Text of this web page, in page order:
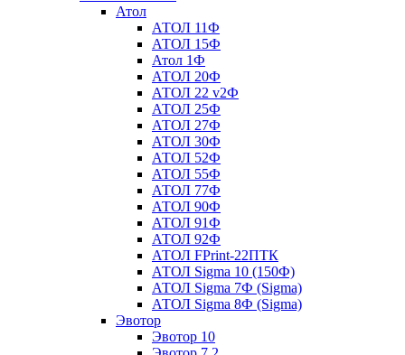
Атол
АТОЛ 11Ф
АТОЛ 15Ф
Атол 1Ф
АТОЛ 20Ф
АТОЛ 22 v2Ф
АТОЛ 25Ф
АТОЛ 27Ф
АТОЛ 30Ф
АТОЛ 52Ф
АТОЛ 55Ф
АТОЛ 77Ф
АТОЛ 90Ф
АТОЛ 91Ф
АТОЛ 92Ф
АТОЛ FPrint-22ПТК
АТОЛ Sigma 10 (150Ф)
АТОЛ Sigma 7Ф (Sigma)
АТОЛ Sigma 8Ф (Sigma)
Эвотор
Эвотор 10